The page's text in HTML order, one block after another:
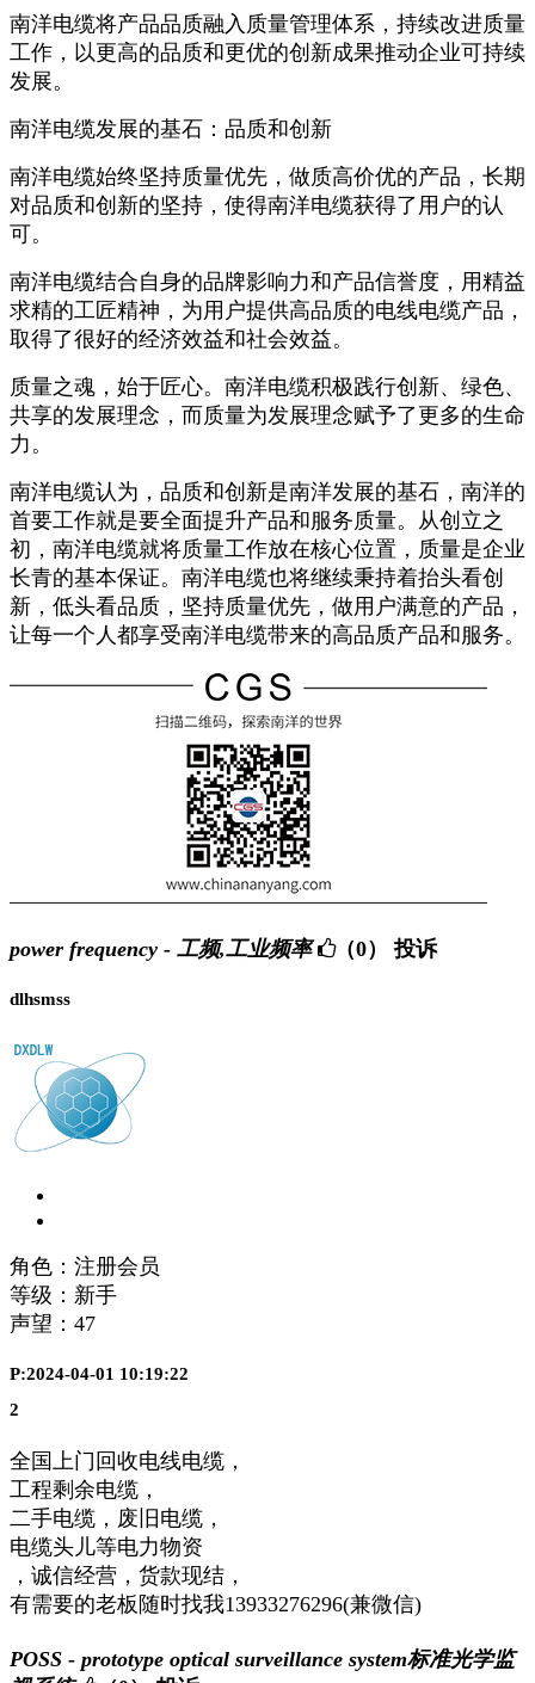
南洋电缆将产品品质融入质量管理体系，持续改进质量
工作，以更高的品质和更优的创新成果推动企业可持续
发展。
南洋电缆发展的基石：品质和创新
南洋电缆始终坚持质量优先，做质高价优的产品，长期
对品质和创新的坚持，使得南洋电缆获得了用户的认
可。
南洋电缆结合自身的品牌影响力和产品信誉度，用精益
求精的工匠精神，为用户提供高品质的电线电缆产品，
取得了很好的经济效益和社会效益。
质量之魂，始于匠心。南洋电缆积极践行创新、绿色、
共享的发展理念，而质量为发展理念赋予了更多的生命
力。
南洋电缆认为，品质和创新是南洋发展的基石，南洋的
首要工作就是要全面提升产品和服务质量。从创立之
初，南洋电缆就将质量工作放在核心位置，质量是企业
长青的基本保证。南洋电缆也将继续秉持着抬头看创
新，低头看品质，坚持质量优先，做用户满意的产品，
让每一个人都享受南洋电缆带来的高品质产品和服务。
power frequency - 工频,工业频率 （0） 投诉
dlhsmss
角色：注册会员
等级：新手
声望： 47
P:2024-04-01 10:19:22
2
全国上门回收电线电缆，
工程剩余电缆，
二手电缆，废旧电缆，
电缆头儿等电力物资
，诚信经营，货款现结，
有需要的老板随时找我13933276296(兼微信)
POSS - prototype optical surveillance system标准光学监